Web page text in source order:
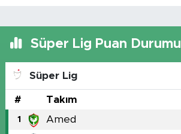
Süper Lig Puan Durumu
Süper Lig
# Takım
1 Amed